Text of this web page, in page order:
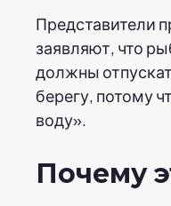
Представители
заявляют, что
должны
берегу, потому
воду».
Почему